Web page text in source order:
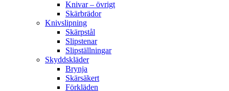
Knivar – övrigt
Skärbrädor
Knivslipning
Skärpstål
Slipstenar
Slipställningar
Skyddskläder
Brynja
Skärsäkert
Förkläden